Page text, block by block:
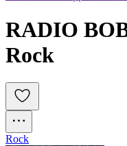
RADIO
Rock
Rock